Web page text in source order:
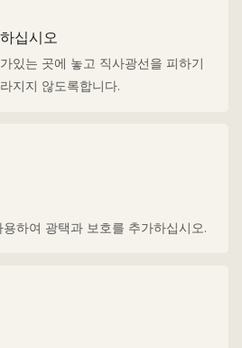
십시오
있는 곳에 놓고 직사광선을 피하기
지지 않도록합니다.
하여 광택과 보호를 추가하십시오.